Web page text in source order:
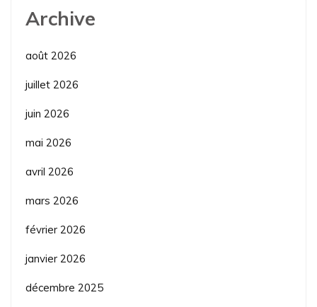
Archive
août 2026
juillet 2026
juin 2026
mai 2026
avril 2026
mars 2026
février 2026
janvier 2026
décembre 2025